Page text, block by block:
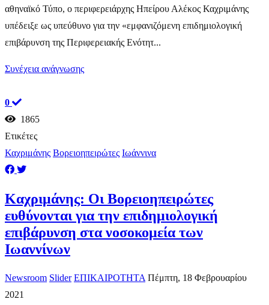
αθηναϊκό Τύπο, ο περιφερειάρχης Ηπείρου Αλέκος Καχριμάνης
υπέδειξε ως υπεύθυνο για την «εμφανιζόμενη επιδημιολογική
επιβάρυνση της Περιφερειακής Ενότητ...
Συνέχεια ανάγνωσης
0
1865
Ετικέτες
Καχριμάνης Βορειοηπειρώτες Ιωάννινα
Καχριμάνης: Οι Βορειοηπειρώτες
ευθύνονται για την επιδημιολογική
επιβάρυνση στα νοσοκομεία των
Ιωαννίνων
Newsroom Slider ΕΠΙΚΑΙΡΟΤΗΤΑ Πέμπτη, 18 Φεβρουαρίου
2021